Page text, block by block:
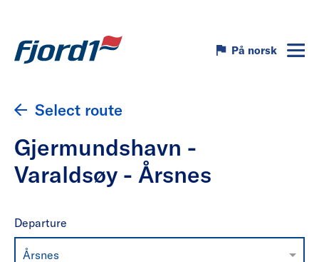
På norsk
Select route
Gjermundshavn -
Varaldsøy - Årsnes
Departure
Årsnes